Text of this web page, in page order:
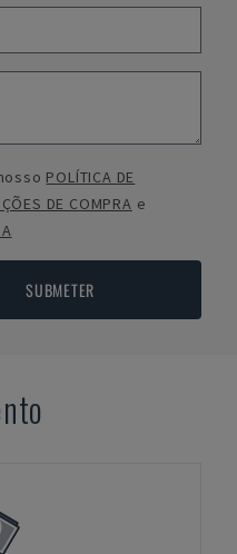
POLÍTICA DE
DE COMPRA e
SUBMETER